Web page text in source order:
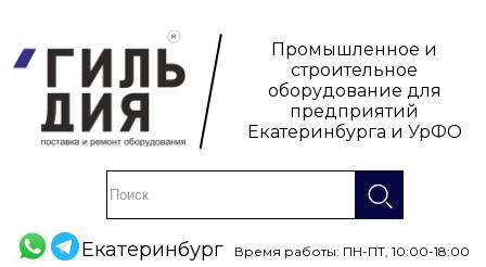
Промышленное и
строительное
оборудование для
предприятий
Екатеринбурга и УрФО
Екатеринбург Время работы: ПН-ПТ, 10:00-18:00